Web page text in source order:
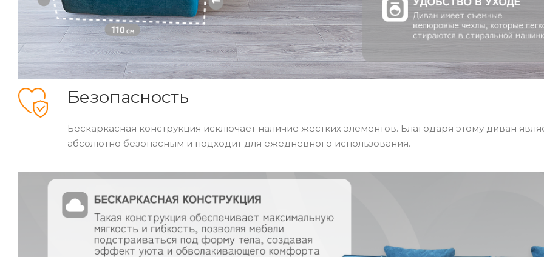
Безопасность
Бескаркасная конструкция исключает наличие жестких элементов. Благодаря этому диван
абсолютно безопасным и подходит для ежедневного использования.